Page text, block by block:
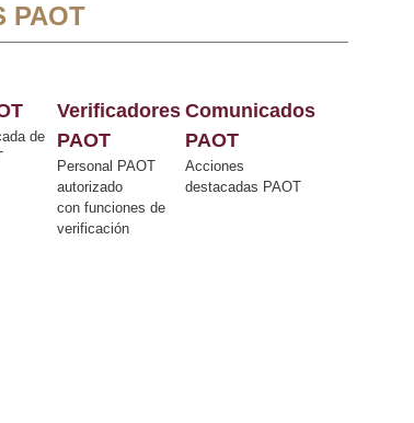
PAOT
de
Verificadores
PAOT
Personal PAOT
autorizado
con funciones de
verificación
Comunicados
PAOT
Acciones
destacadas PAOT